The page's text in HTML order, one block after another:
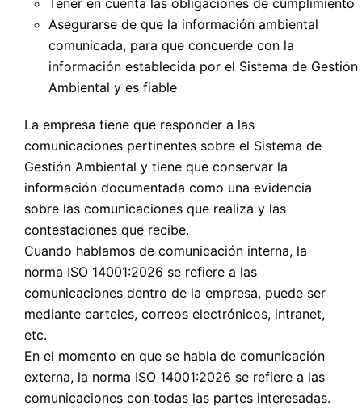
Tener en cuenta las obligaciones de cumplimiento
Asegurarse de que la información ambiental
comunicada, para que concuerde con la
información establecida por el Sistema de Gestión
Ambiental y es fiable
La empresa tiene que responder a las
comunicaciones pertinentes sobre el Sistema de
Gestión Ambiental y tiene que conservar la
información documentada como una evidencia
sobre las comunicaciones que realiza y las
contestaciones que recibe.
Cuando hablamos de comunicación interna, la
norma ISO 14001:2026 se refiere a las
comunicaciones dentro de la empresa, puede ser
mediante carteles, correos electrónicos, intranet,
etc.
En el momento en que se habla de comunicación
externa, la norma ISO 14001:2026 se refiere a las
comunicaciones con todas las partes interesadas.